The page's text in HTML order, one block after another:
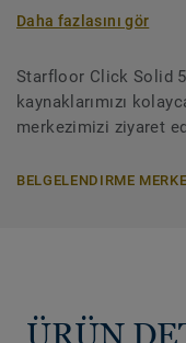
Daha fazlasını gör
Starfloor Click Solid
kaynaklarımızı
merkezimizi ziyaret
BELGELENDIRME
ÜRÜN